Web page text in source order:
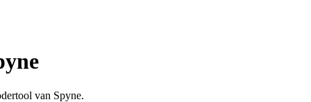
van Spyne.